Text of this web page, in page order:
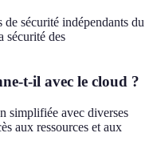
sécurité indépendants du
sécurité des
t-il avec le cloud ?
simplifiée avec diverses
aux ressources et aux